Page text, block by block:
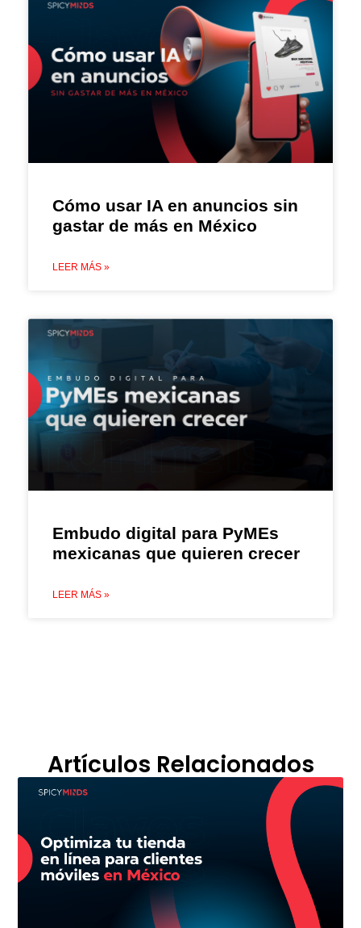
Cómo usar IA en anuncios sin
gastar de más en México
LEER MÁS »
Embudo digital para PyMEs
mexicanas que quieren crecer
LEER MÁS »
Artículos Relacionados